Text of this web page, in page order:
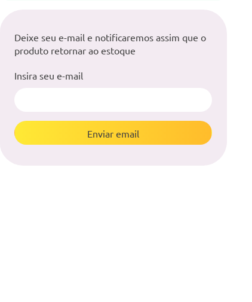
Deixe seu e-mail e notificaremos assim que o
produto retornar ao estoque
Insira seu e-mail
Enviar email